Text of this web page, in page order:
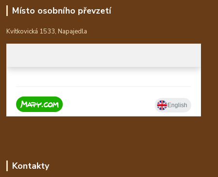
Místo osobního převzetí
Kvítkovická 1533, Napajedla
Kontakty